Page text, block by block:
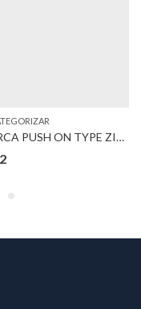
TUERCA PUSH ON TYPE ZINC 8-1.25 MM BOLT